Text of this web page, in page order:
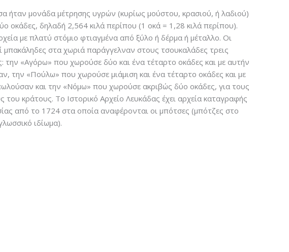
ήταν μονάδα μέτρησης υγρών (κυρίως μούστου, κρασιού, ή λαδιού)
οκάδες, δηλαδή 2,564 κιλά περίπου (1 οκά = 1,28 κιλά περίπου).
με πλατύ στόμιο φτιαγμένα από ξύλο ή δέρμα ή μέταλλο. Οι
μπακάληδες στα χωριά παράγγελναν στους τσουκαλάδες τρεις
την «Αγόρω» που χωρούσε δύο και ένα τέταρτο οκάδες και με αυτήν
την «Πούλω» που χωρούσε μιάμιση και ένα τέταρτο οκάδες και με
και την «Νόμω» που χωρούσε ακριβώς δύο οκάδες, για τους
του κράτους. Το Ιστορικό Αρχείο Λευκάδας έχει αρχεία καταγραφής
από το 1724 στα οποία αναφέρονται οι μπότσες (μπότζες στο
ιδίωμα).